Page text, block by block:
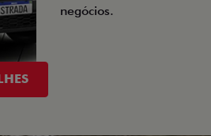
negócios.